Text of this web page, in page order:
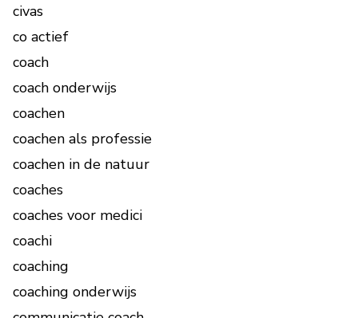
civas
co actief
coach
coach onderwijs
coachen
coachen als professie
coachen in de natuur
coaches
coaches voor medici
coachi
coaching
coaching onderwijs